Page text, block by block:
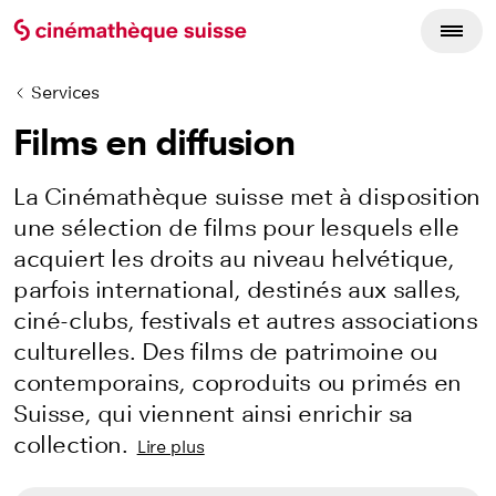
Services
Films en diffusion
La Cinémathèque suisse met à disposition
une sélection de films pour lesquels elle
acquiert les droits au niveau helvétique,
parfois international, destinés aux salles,
ciné-clubs, festivals et autres associations
culturelles. Des films de patrimoine ou
contemporains, coproduits ou primés en
Suisse, qui viennent ainsi enrichir sa
collection. Lire plus